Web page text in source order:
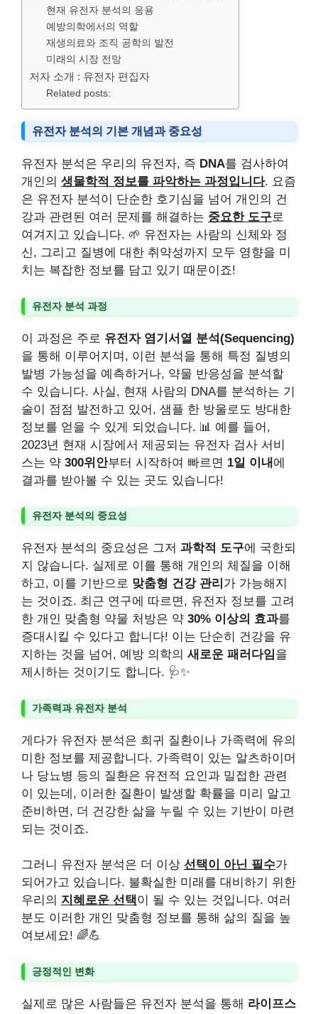
현재 유전자 분석의 응용
예방의학에서의 역할
재생의료와 조직 공학의 발전
미래의 시장 전망
저자 소개 : 유전자 편집자
Related posts:
유전자 분석의 기본 개념과 중요성
유전자 분석은 우리의 유전자, 즉 DNA를 검사하여
개인의 생물학적 정보를 파악하는 과정입니다. 요즘
은 유전자 분석이 단순한 호기심을 넘어 개인의 건
강과 관련된 여러 문제를 해결하는 중요한 도구로
여겨지고 있습니다. 🌱 유전자는 사람의 신체와 정
신, 그리고 질병에 대한 취약성까지 모두 영향을 미
치는 복잡한 정보를 담고 있기 때문이죠!
유전자 분석 과정
이 과정은 주로 유전자 염기서열 분석(Sequencing)
을 통해 이루어지며, 이런 분석을 통해 특정 질병의
발병 가능성을 예측하거나, 약물 반응성을 분석할
수 있습니다. 사실, 현재 사람의 DNA를 분석하는 기
술이 점점 발전하고 있어, 샘플 한 방울로도 방대한
정보를 얻을 수 있게 되었습니다. 📊 예를 들어,
2023년 현재 시장에서 제공되는 유전자 검사 서비
스는 약 300위안부터 시작하여 빠르면 1일 이내 에
결과를 받아볼 수 있는 곳도 있습니다!
유전자 분석의 중요성
유전자 분석의 중요성은 그저 과학적 도구에 국한되
지 않습니다. 실제로 이를 통해 개인의 체질을 이해
하고, 이를 기반으로 맞춤형 건강 관리 가 가능해지
는 것이죠. 최근 연구에 따르면, 유전자 정보를 고려
한 개인 맞춤형 약물 처방은 약 30% 이상의 효과를
증대시킬 수 있다고 합니다! 이는 단순히 건강을 유
지하는 것을 넘어, 예방 의학의 새로운 패러다임을
제시하는 것이기도 합니다. 🩺✨
가족력과 유전자 분석
게다가 유전자 분석은 희귀 질환이나 가족력에 유의
미한 정보를 제공합니다. 가족력이 있는 알츠하이머
나 당뇨병 등의 질환은 유전적 요인과 밀접한 관련
이 있는데, 이러한 질환이 발생할 확률을 미리 알고
준비하면, 더 건강한 삶을 누릴 수 있는 기반이 마련
되는 것이죠.
그러니 유전자 분석은 더 이상 선택이 아닌 필수가
되어가고 있습니다. 불확실한 미래를 대비하기 위한
우리의 지혜로운 선택이 될 수 있는 것입니다. 여러
분도 이러한 개인 맞춤형 정보를 통해 삶의 질을 높
여보세요! 🌈💪
긍정적인 변화
실제로 많은 사람들은 유전자 분석을 통해 라이프스